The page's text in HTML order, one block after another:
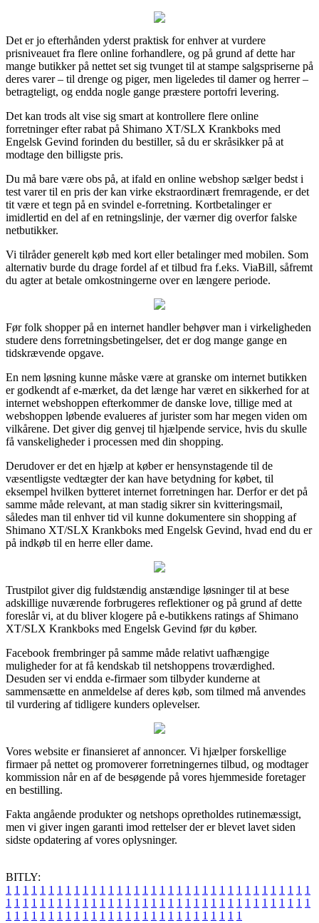
Det er jo efterhånden yderst praktisk for enhver at vurdere
prisniveauet fra flere online forhandlere, og på grund af dette har
mange butikker på nettet set sig tvunget til at stampe salgspriserne på
deres varer – til drenge og piger, men ligeledes til damer og herrer –
betragteligt, og endda nogle gange præstere portofri levering.
Det kan trods alt vise sig smart at kontrollere flere online
forretninger efter rabat på Shimano XT/SLX Krankboks med
Engelsk Gevind forinden du bestiller, så du er skråsikker på at
modtage den billigste pris.
Du må bare være obs på, at ifald en online webshop sælger bedst i
test varer til en pris der kan virke ekstraordinært fremragende, er det
tit være et tegn på en svindel e-forretning. Kortbetalinger er
imidlertid en del af en retningslinje, der værner dig overfor falske
netbutikker.
Vi tilråder generelt køb med kort eller betalinger med mobilen. Som
alternativ burde du drage fordel af et tilbud fra f.eks. ViaBill, såfremt
du agter at betale omkostningerne over en længere periode.
Før folk shopper på en internet handler behøver man i virkeligheden
studere dens forretningsbetingelser, det er dog mange gange en
tidskrævende opgave.
En nem løsning kunne måske være at granske om internet butikken
er godkendt af e-mærket, da det længe har været en sikkerhed for at
internet webshoppen efterkommer de danske love, tillige med at
webshoppen løbende evalueres af jurister som har megen viden om
vilkårene. Det giver dig genvej til hjælpende service, hvis du skulle
få vanskeligheder i processen med din shopping.
Derudover er det en hjælp at køber er hensynstagende til de
væsentligste vedtægter der kan have betydning for købet, til
eksempel hvilken bytteret internet forretningen har. Derfor er det på
samme måde relevant, at man stadig sikrer sin kvitteringsmail,
således man til enhver tid vil kunne dokumentere sin shopping af
Shimano XT/SLX Krankboks med Engelsk Gevind, hvad end du er
på indkøb til en herre eller dame.
Trustpilot giver dig fuldstændig anstændige løsninger til at bese
adskillige nuværende forbrugeres reflektioner og på grund af dette
foreslår vi, at du bliver klogere på e-butikkens ratings af Shimano
XT/SLX Krankboks med Engelsk Gevind før du køber.
Facebook frembringer på samme måde relativt uafhængige
muligheder for at få kendskab til netshoppens troværdighed.
Desuden ser vi endda e-firmaer som tilbyder kunderne at
sammensætte en anmeldelse af deres køb, som tilmed må anvendes
til vurdering af tidligere kunders oplevelser.
Vores website er finansieret af annoncer. Vi hjælper forskellige
firmaer på nettet og promoverer forretningernes tilbud, og modtager
kommission når en af de besøgende på vores hjemmeside foretager
en bestilling.
Fakta angående produkter og netshops opretholdes rutinemæssigt,
men vi giver ingen garanti imod rettelser der er blevet lavet siden
sidste opdatering af vores oplysninger.
BITLY:
1 1 1 1 1 1 1 1 1 1 1 1 1 1 1 1 1 1 1 1 1 1 1 1 1 1 1 1 1 1 1 1 1 1 1 1
1 1 1 1 1 1 1 1 1 1 1 1 1 1 1 1 1 1 1 1 1 1 1 1 1 1 1 1 1 1 1 1 1 1 1 1
1 1 1 1 1 1 1 1 1 1 1 1 1 1 1 1 1 1 1 1 1 1 1 1 1 1 1 1